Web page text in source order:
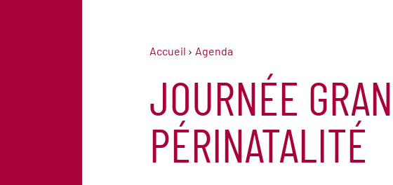
Accueil Agenda
JOURNÉE
PÉRINATALITÉ